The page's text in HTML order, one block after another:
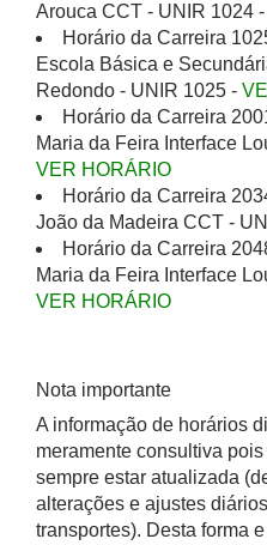
Arouca CCT - UNIR 1024 -
Horário da Carreira
Escola Básica e
Redondo - UNIR 1025 -
Horário da Carreira
Maria da Feira Interface
VER HORÁRIO
Horário da Carreira
João da Madeira CCT -
Horário da Carreira
Maria da Feira Interface
VER HORÁRIO
Nota importante
A informação de horários
meramente consultiva
sempre estar atualizada
alterações e ajustes
transportes). Desta forma